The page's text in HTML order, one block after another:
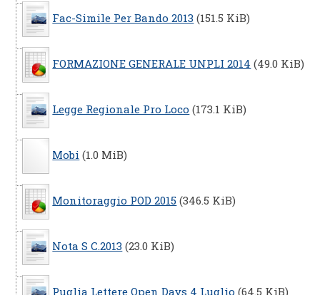
Fac-Simile Per Bando 2013 (151.5 KiB)
FORMAZIONE GENERALE UNPLI 2014 (49.0 KiB)
Legge Regionale Pro Loco (173.1 KiB)
Mobi (1.0 MiB)
Monitoraggio POD 2015 (346.5 KiB)
Nota S C.2013 (23.0 KiB)
Puglia Lettere Open Days 4 Luglio (64.5 KiB)